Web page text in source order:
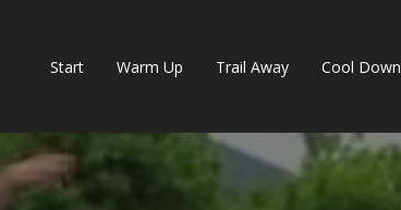
Start Warm Up Trail Away Cool Down